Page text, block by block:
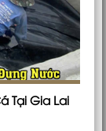
Tại Gia Lai